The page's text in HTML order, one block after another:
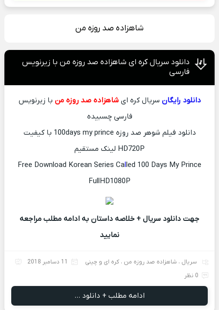
شاهزاده صد روزه من
دانلود سریال کره ای شاهزاده صد روزه من با زیرنویس
فارسی
دانلود رایگان سریال کره ایشاهزاده صد روزه من با زیرنویس
فارسی چسبیده
دانلود فیلم شوهر صد روزه 100days my prince با کیفیت
HD720P لینک مستقیم
Free Download Korean Series Called 100 Days My Prince
FullHD1080P
جهت دانلود سریال + خلاصه داستان به ادامه مطلب مراجعه
نمایید
سریال ، شاهزاده صد روزه من ، کره ای و چینی
11 دسامبر 2018
0 نظر
ادامه مطلب + دانلود ...